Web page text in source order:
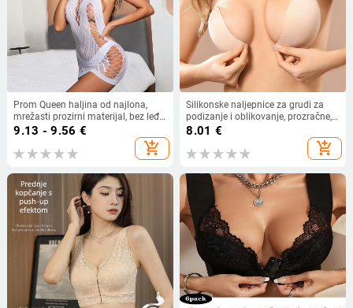
Prom Queen haljina od najlona,
mrežasti prozirni materijal, bez leđa,
s trakama
9.13 - 9.56 €
add_shopping_cart
Silikonske naljepnice za grudi za
podizanje i oblikovanje, prozračne,
nevidljive, ultra tanke za žene
8.01 €
add_shopping_cart